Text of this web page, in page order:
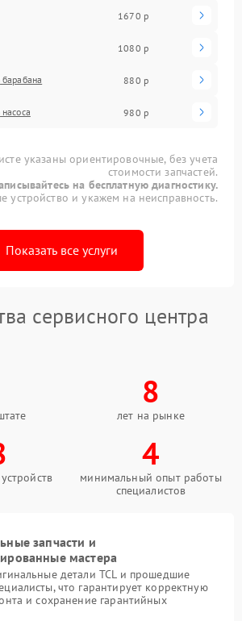
1670 р
1080 р
880 р
980 р
указаны ориентировочные, без учета
стоимости запчастей.
на бесплатную диагностику.
и укажем на неисправность.
Показать все услуги
сервисного центра
8
лет на рынке
4
минимальный опыт работы
специалистов
запчасти и
мастера
детали TCL и прошедшие
что гарантирует корректную
и сохранение гарантийных